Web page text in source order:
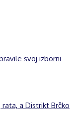
svoj izborni
a Distrikt Brčko